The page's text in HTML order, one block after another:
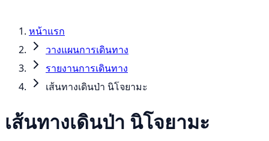
หน้าแรก
วางแผนการเดินทาง
รายงานการเดินทาง
เส้นทางเดินป่า นิโจยามะ
เส้นทางเดินป่า นิโจยามะ